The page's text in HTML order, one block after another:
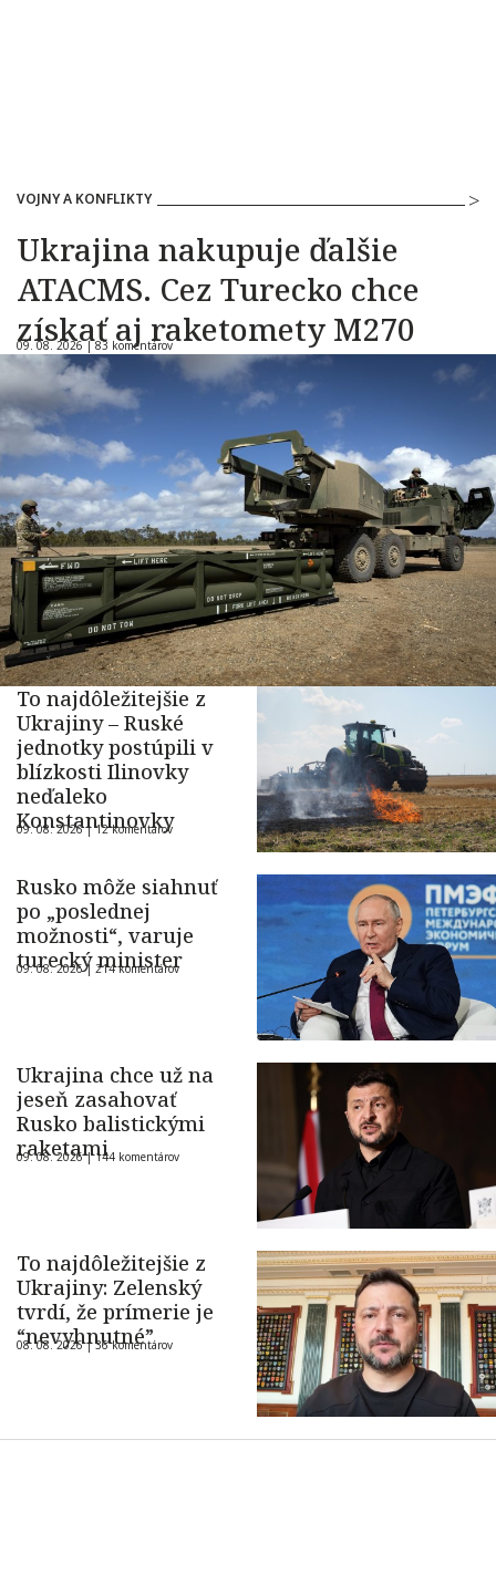
VOJNY A KONFLIKTY
Ukrajina nakupuje ďalšie
ATACMS. Cez Turecko chce
získať aj raketomety M270
09. 08. 2026 |83 komentárov
To najdôležitejšie z
Ukrajiny – Ruské
jednotky postúpili v
blízkosti Ilinovky
neďaleko
Konstantinovky
09. 08. 2026 |12 komentárov
Rusko môže siahnuť
po „poslednej
možnosti“, varuje
turecký minister
09. 08. 2026 | 214 komentárov
Ukrajina chce už na
jeseň zasahovať
Rusko balistickými
raketami
09. 08. 2026 |144 komentárov
To najdôležitejšie z
Ukrajiny: Zelenský
tvrdí, že prímerie je
“nevyhnutné”
08. 08. 2026 |36 komentárov